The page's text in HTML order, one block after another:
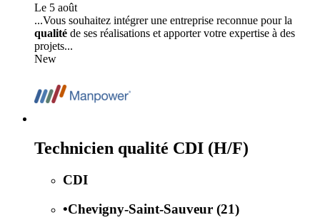
Le 5 août
...Vous souhaitez intégrer une entreprise reconnue pour la
qualité de ses réalisations et apporter votre expertise à des
projets...
New
Technicien qualité CDI (H/F)
CDI
•Chevigny-Saint-Sauveur (21)